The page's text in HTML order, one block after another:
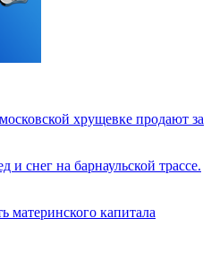
хрущевке продают за
и снег на барнаульской трассе.
материнского капитала